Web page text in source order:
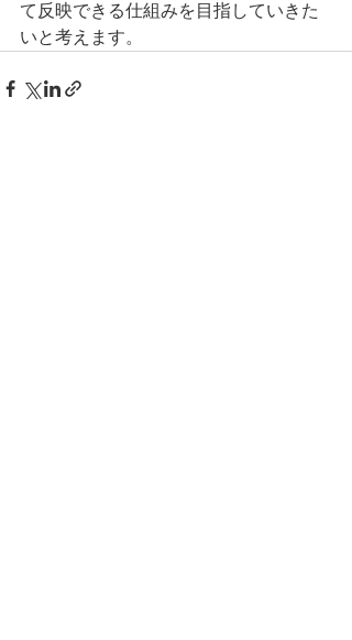
て反映できる仕組みを目指していきた
いと考えます。